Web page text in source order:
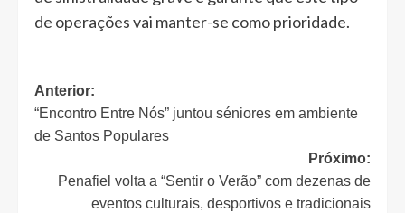
de operações vai manter-se como prioridade.
Navegação
de
artigos
Anterior:
“Encontro Entre Nós” juntou séniores em ambiente
de Santos Populares
Próximo:
Penafiel volta a “Sentir o Verão” com dezenas de
eventos culturais, desportivos e tradicionais